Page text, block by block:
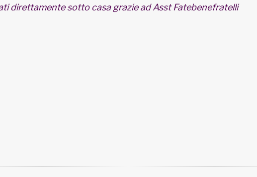
direttamente sotto casa grazie ad Asst Fatebenefratelli